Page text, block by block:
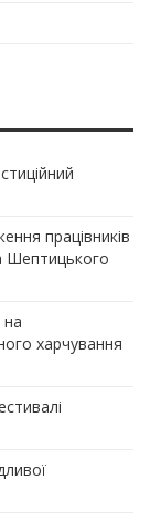
працівників
Шептицького
харчування